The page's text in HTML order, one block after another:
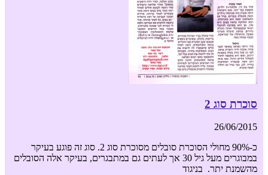
סוכרת סוג 2
26/06/2015
כ-90% מחולי הסוכרת סובלים מסוכרת סוג 2. סוג זה פוגע בעיקר
במבוגרים מעל גיל 30 אך לעתים גם במתבגרים, בעיקר אלה הסובלים
מהשמנת יתר. בניגוד